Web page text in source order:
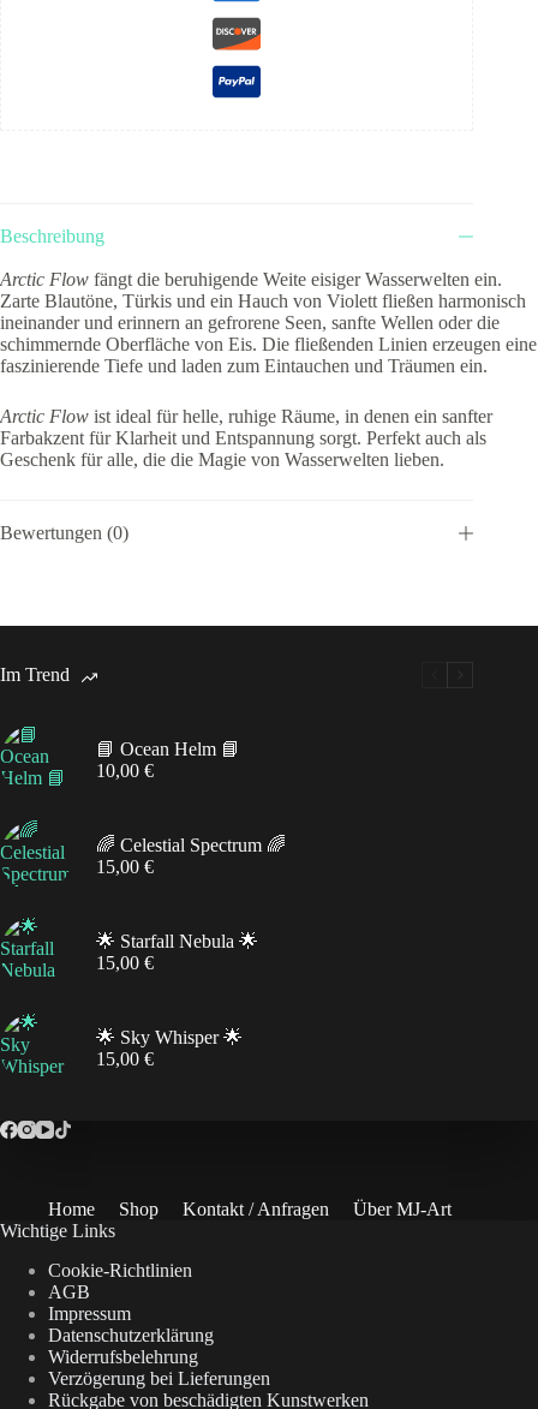
Beschreibung
Arctic Flow fängt die beruhigende Weite eisiger Wasserwelten ein.
Zarte Blautöne, Türkis und ein Hauch von Violett fließen harmonisch
ineinander und erinnern an gefrorene Seen, sanfte Wellen oder die
schimmernde Oberfläche von Eis. Die fließenden Linien erzeugen eine
faszinierende Tiefe und laden zum Eintauchen und Träumen ein.
Arctic Flow ist ideal für helle, ruhige Räume, in denen ein sanfter
Farbakzent für Klarheit und Entspannung sorgt. Perfekt auch als
Geschenk für alle, die die Magie von Wasserwelten lieben.
Bewertungen (0)
Im Trend
📘 Ocean Helm 📘
10,00 €
🌈 Celestial Spectrum 🌈
15,00 €
🌟 Starfall Nebula 🌟
15,00 €
🌟 Sky Whisper 🌟
15,00 €
Home Shop Kontakt / Anfragen
Über MJ-Art
Wichtige Links
Cookie-Richtlinien
AGB
Impressum
Datenschutzerklärung
Widerrufsbelehrung
Verzögerung bei Lieferungen
Rückgabe von beschädigten Kunstwerken